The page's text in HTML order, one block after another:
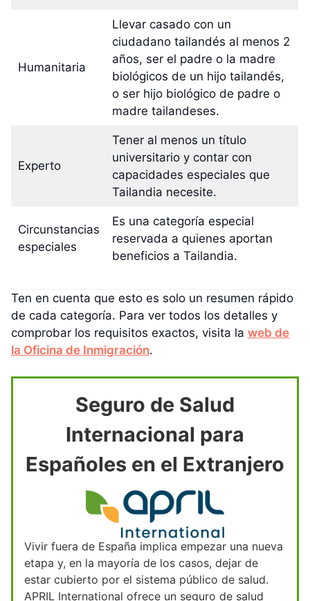
Humanitaria
Llevar casado con un
ciudadano tailandés al menos 2
años, ser el padre o la madre
biológicos de un hijo tailandés,
o ser hijo biológico de padre o
madre tailandeses.
Experto
Tener al menos un título
universitario y contar con
capacidades especiales que
Tailandia necesite.
Circunstancias
especiales
Es una categoría especial
reservada a quienes aportan
beneficios a Tailandia.
Ten en cuenta que esto es solo un resumen rápido
de cada categoría. Para ver todos los detalles y
comprobar los requisitos exactos, visita la web de
la Oficina de Inmigración.
Seguro de Salud
Internacional para
Españoles en el Extranjero
Vivir fuera de España implica empezar una nueva
etapa y, en la mayoría de los casos, dejar de
estar cubierto por el sistema público de salud.
APRIL International ofrece un seguro de salud